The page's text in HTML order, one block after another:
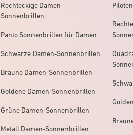
Rechteckige Damen-
Sonnenbrillen
Panto Sonnenbrillen für Damen
Schwarze Damen-Sonnenbrillen
Braune Damen-Sonnenbrillen
Goldene Damen-Sonnenbrillen
Grüne Damen-Sonnenbrillen
Metall Damen-Sonnenbrillen